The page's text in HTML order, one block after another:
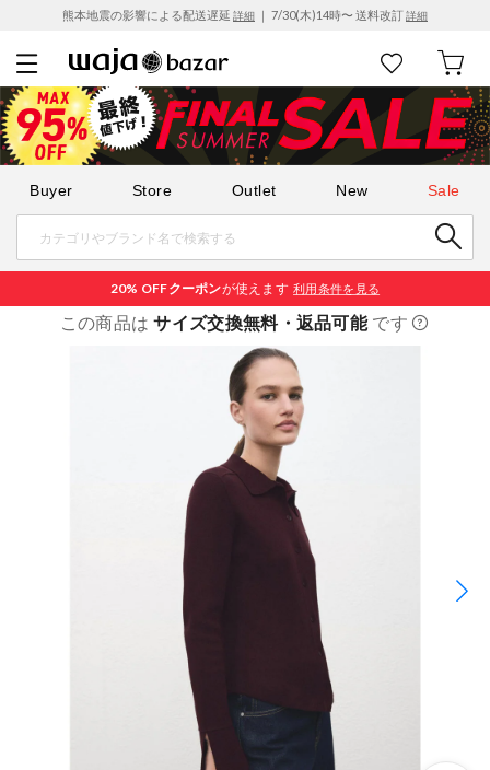
熊本地震の影響による配送遅延 詳細 ｜ 7/30(木)14時〜 送料改訂詳細
Buyer Store Outlet New Sale
20% OFFクーポンが使えます 利用条件を見る
この商品はサイズ交換無料・返品可能です